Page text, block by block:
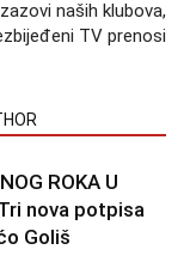
naših klubova,
TV prenosi
ROKA U
nova potpisa
Goliš